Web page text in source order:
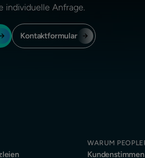
individuelle Anfrage.
Kontaktformular
WARUM
Kundenstimmen